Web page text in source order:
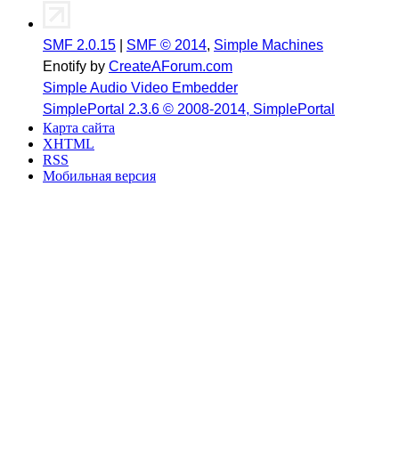
SMF 2.0.15 SMF © 2014, Simple Machines
Enotify by CreateAForum.com
Simple Audio Video Embedder
SimplePortal 2.3.6 © 2008-2014, SimplePortal
Карта сайта
XHTML
RSS
Мобильная версия